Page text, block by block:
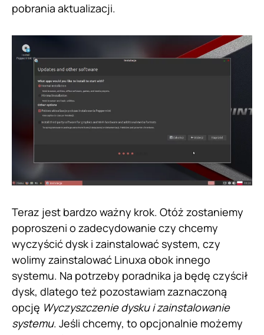
pobrania aktualizacji.
Teraz jest bardzo ważny krok. Otóż zostaniemy
poproszeni o zadecydowanie czy chcemy
wyczyścić dysk i zainstalować system, czy
wolimy zainstalować Linuxa obok innego
systemu. Na potrzeby poradnika ja będę czyścił
dysk, dlatego też pozostawiam zaznaczoną
opcję Wyczyszczenie dysku i zainstalowanie
systemu. Jeśli chcemy, to opcjonalnie możemy